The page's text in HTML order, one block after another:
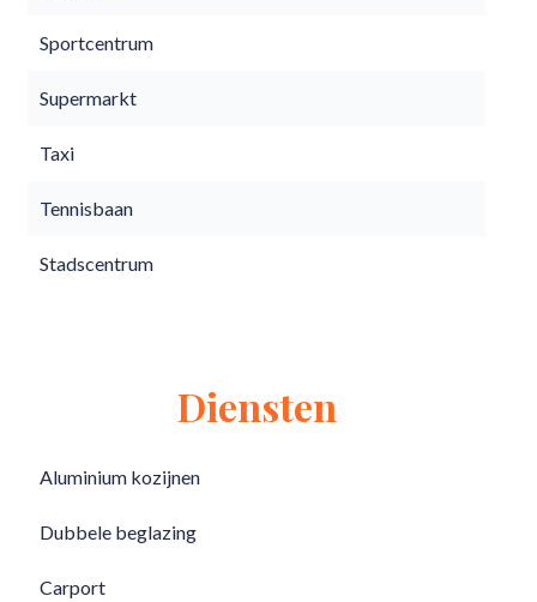
Sportcentrum
Supermarkt
Taxi
Tennisbaan
Stadscentrum
Diensten
Aluminium kozijnen
Dubbele beglazing
Carport